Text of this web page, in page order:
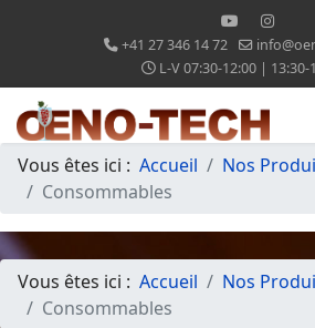
+41 27 346 14 72
L-V 07:30-12:00 | 13:30-
Vous êtes ici : Accueil
Nos
Consommables
Vous êtes ici : Accueil
Nos
Consommables